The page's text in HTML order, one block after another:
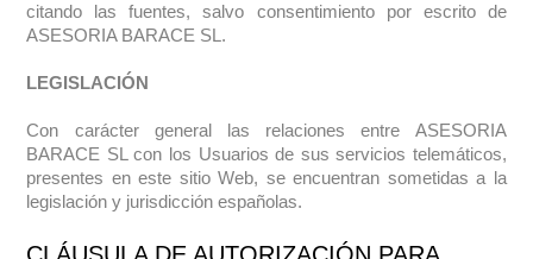
citando las fuentes, salvo consentimiento por escrito de
ASESORIA BARACE SL.
LEGISLACIÓN
Con carácter general las relaciones entre ASESORIA
BARACE SL con los Usuarios de sus servicios telemáticos,
presentes en este sitio Web, se encuentran sometidas a la
legislación y jurisdicción españolas.